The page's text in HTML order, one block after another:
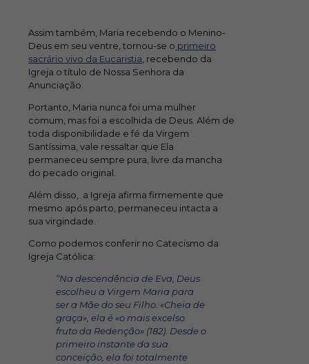
Assim também, Maria recebendo o Menino-
Deus em seu ventre, tornou-se o primeiro
sacrário vivo da Eucaristia , recebendo da
Igreja o título de Nossa Senhora da
Anunciação.
Portanto, Maria nunca foi uma mulher
comum, mas foi a escolhida de Deus. Além de
toda disponibilidade e fé da Virgem
Santíssima, vale ressaltar que Ela
permaneceu sempre pura, livre da mancha
do pecado original.
Além disso, a Igreja afirma firmemente que
mesmo após parto, permaneceu intacta a
sua virgindade.
Como podemos conferir no Catecismo da
Igreja Católica:
“Na descendência de Eva, Deus
escolheu a Virgem Maria para
ser a Mãe do seu Filho. «Cheia de
graça», ela é «o mais excelso
fruto da Redenção» (182). Desde o
primeiro instante da sua
conceição, ela foi totalmente